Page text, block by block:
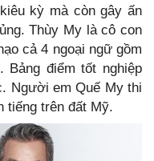
kỳ mà còn gây ấn
Thùy My là cô con
cả 4 ngoại ngữ gồm
Bảng điểm tốt nghiệp
Người em Quế My thi
tiếng trên đất Mỹ.